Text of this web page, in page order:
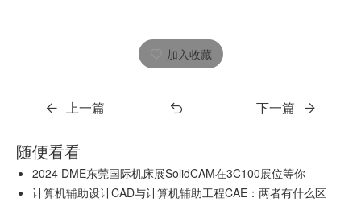
加入收藏
上一篇 下一篇
随便看看
2024 DME东莞国际机床展SolidCAM在3C100展位等你
计算机辅助设计CAD与计算机辅助工程CAE：两者有什么区